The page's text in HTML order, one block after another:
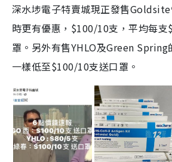
深水埗電子特賣城現正發售
時更有優惠，$100/10支，平均每支
罩。另外有售YHLO及Green Spring
一樣低至$100/10支送口罩。